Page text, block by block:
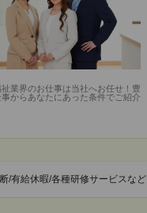
祉業界のお仕事は当社へお任せ！豊
からあなたにあった条件でご紹介
/有給休暇/各種研修サービスなど